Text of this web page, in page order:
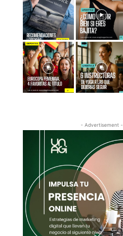
- Advertisement -